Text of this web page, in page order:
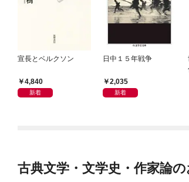
宣長とベルクソン
4,840
新着
日中１５年戦争
2,035
新着
古典文学・文学史・作家論